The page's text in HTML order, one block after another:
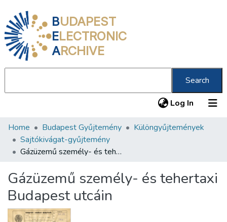
BUDAPEST
ELECTRONIC
ARCHIVE
Search
Log In (current)
Communities & Collections
All of DSpace
About us
Home Budapest Gyűjtemény
Különgyűjtemények
Sajtókivágat-gyűjtemény
Gázüzemű személy- és tehertaxi Budapest utcáin
Gázüzemű személy- és tehertaxi
Budapest utcáin